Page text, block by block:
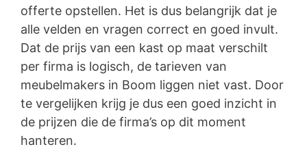
offerte opstellen. Het is dus belangrijk dat je
alle velden en vragen correct en goed invult.
Dat de prijs van een kast op maat verschilt
per firma is logisch, de tarieven van
meubelmakers in Boom liggen niet vast. Door
te vergelijken krijg je dus een goed inzicht in
de prijzen die de firma’s op dit moment
hanteren.